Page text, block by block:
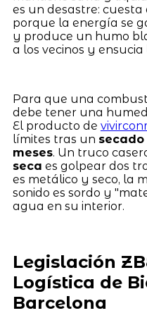
es un desastre:
porque la energía se
y produce un humo
a los vecinos y ensucia
Para que una
debe tener una
El producto de
límites tras un secado
meses. Un truco
seca es golpear dos
es metálico y seco, la
sonido es sordo y
agua en su interior.
Legislación
Logística de
Barcelona